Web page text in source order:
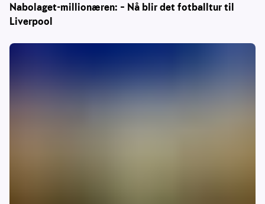
Nabolaget-millionæren: – Nå blir det fotballtur til
Liverpool